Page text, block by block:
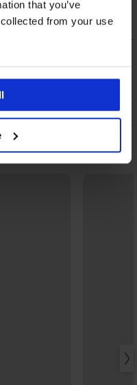
that you’ve
from your use
dit ook leuk